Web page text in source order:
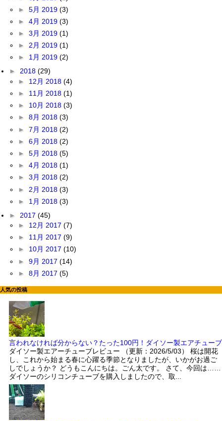
► 5月 2019 (3)
► 4月 2019 (3)
► 3月 2019 (1)
► 2月 2019 (1)
► 1月 2019 (2)
► 2018 (29)
► 12月 2018 (4)
► 11月 2018 (1)
► 10月 2018 (3)
► 8月 2018 (3)
► 7月 2018 (2)
► 6月 2018 (2)
► 5月 2018 (5)
► 4月 2018 (1)
► 3月 2018 (2)
► 2月 2018 (3)
► 1月 2018 (3)
► 2017 (45)
► 12月 2017 (7)
► 11月 2017 (9)
► 10月 2017 (10)
► 9月 2017 (14)
► 8月 2017 (5)
人気の投稿
言われなければ分からない？たった100円！ダイソー製エアチューブ
ダイソー製エアーチューブレビュー （更新：2026/5/03） 桜は開花
し、これから始まる春に心躍る季節となりましたが、いかがお過ご
しでしょうか？ どうもこんにちは。ごん太です。 さて、今回は……
ダイソーのシリコンチューブを購入しましたので、取...